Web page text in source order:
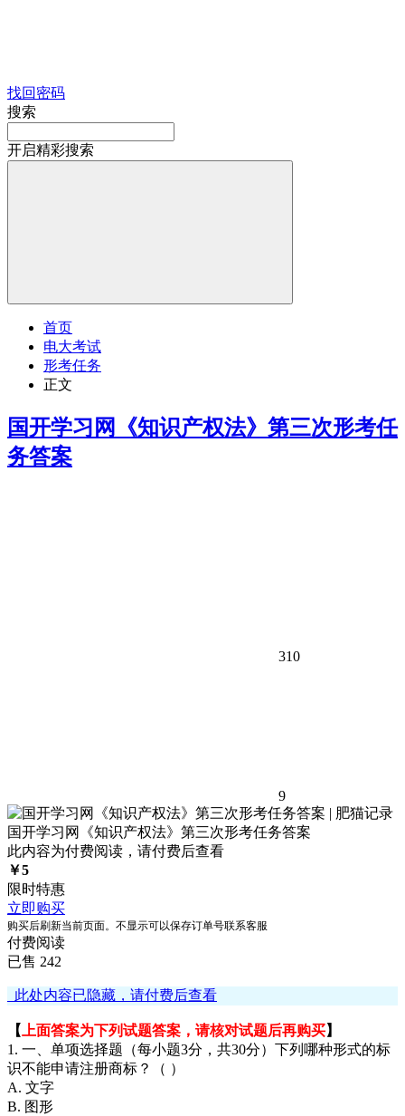
找回密码
搜索
开启精彩搜索
首页
电大考试
形考任务
正文
国开学习网《知识产权法》第三次形考任
务答案
310
9
国开学习网《知识产权法》第三次形考任务答案
此内容为付费阅读，请付费后查看
￥5
限时特惠
立即购买
购买后刷新当前页面。不显示可以保存订单号联系客服
付费阅读
已售 242
此处内容已隐藏，请付费后查看
【 上面答案为下列试题答案，请核对试题后再购买】
1. 一、单项选择题（每小题3分，共30分）下列哪种形式的标
识不能申请注册商标？（ ）
A. 文字
B. 图形